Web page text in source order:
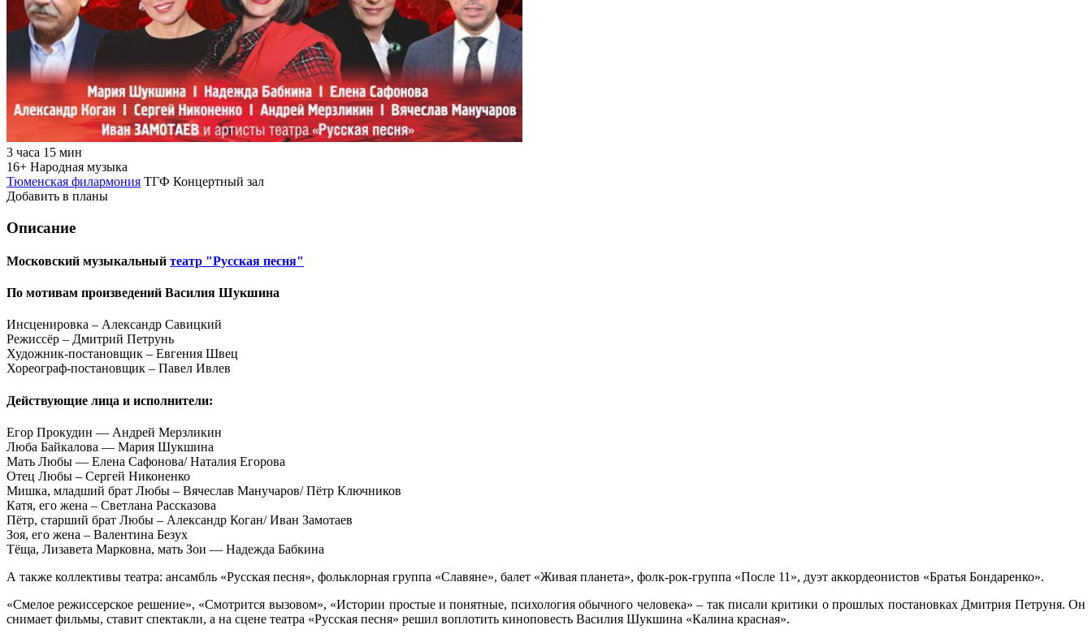
3 часа 15 мин
16+ Народная музыка
Тюменская филармония ТГФ Концертный зал
Добавить в планы
Описание
Московский музыкальный театр "Русская песня"
По мотивам произведений Василия Шукшина
Инсценировка – Александр Савицкий
Режиссёр – Дмитрий Петрунь
Художник-постановщик – Евгения Швец
Хореограф-постановщик – Павел Ивлев
Действующие лица и исполнители:
Егор Прокудин — Андрей Мерзликин
Люба Байкалова — Мария Шукшина
Мать Любы — Елена Сафонова/ Наталия Егорова
Отец Любы – Сергей Никоненко
Мишка, младший брат Любы – Вячеслав Манучаров/ Пётр Ключников
Катя, его жена – Светлана Рассказова
Пётр, старший брат Любы – Александр Коган/ Иван Замотаев
Зоя, его жена – Валентина Безух
Тёща, Лизавета Марковна, мать Зои — Надежда Бабкина
А также коллективы театра: ансамбль «Русская песня», фольклорная группа «Славяне», балет «Живая планета», фолк-рок-группа «После 11», дуэт аккордеонистов «Братья Бондаренко».
«Смелое режиссерское решение», «Смотрится вызовом», «Истории простые и понятные, психология обычного человека» – так писали критики о прошлых постановках Дмитрия Петруня. Он
снимает фильмы, ставит спектакли, а на сцене театра «Русская песня» решил воплотить киноповесть Василия Шукшина «Калина красная».